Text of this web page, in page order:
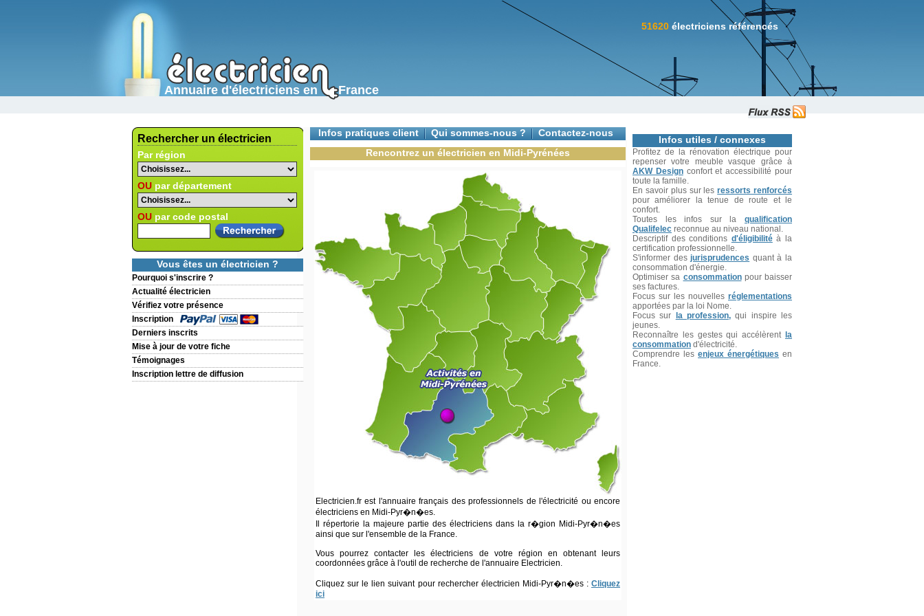
Annuaire d'électriciens en France
51620 électriciens référencés
Rechercher un électricien
Par région
OU par département
OU par code postal
Vous êtes un électricien ?
Pourquoi s'inscrire ?
Actualité électricien
Vérifiez votre présence
Inscription
Derniers inscrits
Mise à jour de votre fiche
Témoignages
Inscription lettre de diffusion
Infos pratiques client Qui sommes-nous ?
Contactez-nous
Rencontrez un électricien en Midi-Pyrénées
Electricien.fr est l'annuaire français des professionnels de l'électricité ou encore
électriciens en Midi-Pyr�n�es.
Il répertorie la majeure partie des électriciens dans la r�gion Midi-Pyr�n�es
ainsi que sur l'ensemble de la France.
Vous pourrez contacter les électriciens de votre région en obtenant leurs
coordonnées grâce à l'outil de recherche de l'annuaire Electricien.
Cliquez sur le lien suivant pour rechercher électricien Midi-Pyr�n�es : Cliquez
ici
Infos utiles / connexes
Profitez de la rénovation électrique pour
repenser votre meuble vasque grâce à
AKW Designconfort et accessibilité pour
toute la famille.
En savoir plus sur lesressorts renforcés
pour améliorer la tenue de route et le
confort.
Toutes les infos sur la qualification
Qualifelec reconnue au niveau national.
Descriptif des conditions d'éligibilitéà la
certification professionnelle.
S'informer desjurisprudences quant à la
consommation d'énergie.
Optimiser sa consommationpour baisser
ses factures.
Focus sur les nouvelles réglementations
apportées par la loi Nome.
Focus sur
la profession, qui inspire les
jeunes.
Reconnaître les gestes qui accélèrent la
consommation d'électricité.
Comprendre les enjeux énergétiques en
France.